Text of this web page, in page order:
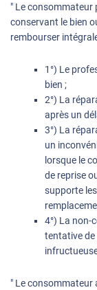
" Le consommateur
conservant le bien
rembourser
1°) Le
bien ;
2°) La
après un
3°) La
un
lorsque le
de reprise
supporte
4°) La non-
tentative de
" Le consommateur